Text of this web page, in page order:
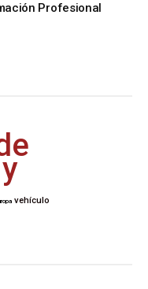
Profesional
vehículo